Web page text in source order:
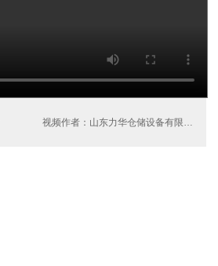
视频作者：山东力华仓储设备有限公司